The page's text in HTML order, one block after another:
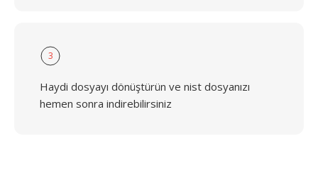
3
Haydi dosyayı dönüştürün ve nist dosyanızı
hemen sonra indirebilirsiniz